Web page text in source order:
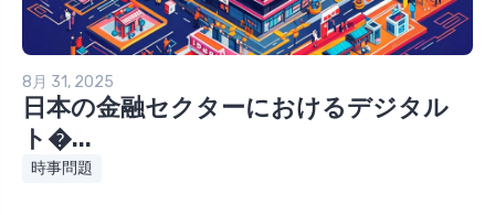
8月 31, 2025
日本の金融セクターにおけるデジタル
ト�...
時事問題